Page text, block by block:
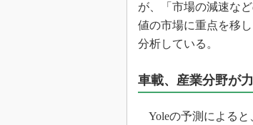
が、「市場の減速な
値の市場に重点を移
分析している。
車載、産業分野が
Yoleの予測によると